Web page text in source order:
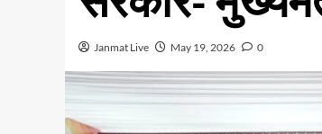
Janmat Live May 19, 2026 0